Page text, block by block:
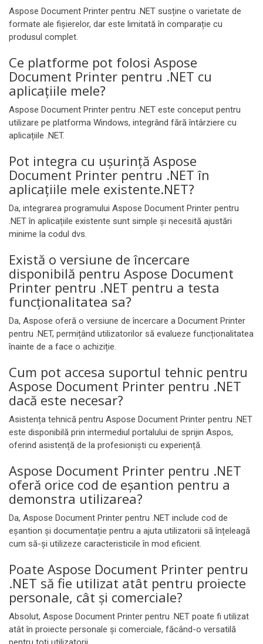
Aspose Document Printer pentru .NET susține o varietate de
formate ale fișierelor, dar este limitată în comparație cu
produsul complet.
Ce platforme pot folosi Aspose
Document Printer pentru .NET cu
aplicațiile mele?
Aspose Document Printer pentru .NET este conceput pentru
utilizare pe platforma Windows, integrând fără întârziere cu
aplicațiile .NET.
Pot integra cu uşurinţă Aspose
Document Printer pentru .NET în
aplicaţiile mele existente.NET?
Da, integrarea programului Aspose Document Printer pentru
.NET în aplicațiile existente sunt simple și necesită ajustări
minime la codul dvs.
Există o versiune de încercare
disponibilă pentru Aspose Document
Printer pentru .NET pentru a testa
funcționalitatea sa?
Da, Aspose oferă o versiune de încercare a Document Printer
pentru .NET, permițând utilizatorilor să evalueze funcționalitatea
înainte de a face o achiziție.
Cum pot accesa suportul tehnic pentru
Aspose Document Printer pentru .NET
dacă este necesar?
Asistența tehnică pentru Aspose Document Printer pentru .NET
este disponibilă prin intermediul portalului de sprijin Aspos,
oferind asistență de la profesioniști cu experiență.
Aspose Document Printer pentru .NET
oferă orice cod de eșantion pentru a
demonstra utilizarea?
Da, Aspose Document Printer pentru .NET include cod de
eșantion și documentație pentru a ajuta utilizatorii să înțeleagă
cum să-și utilizeze caracteristicile în mod eficient.
Poate Aspose Document Printer pentru
.NET să fie utilizat atât pentru proiecte
personale, cât și comerciale?
Absolut, Aspose Document Printer pentru .NET poate fi utilizat
atât în proiecte personale și comerciale, făcând-o versatilă